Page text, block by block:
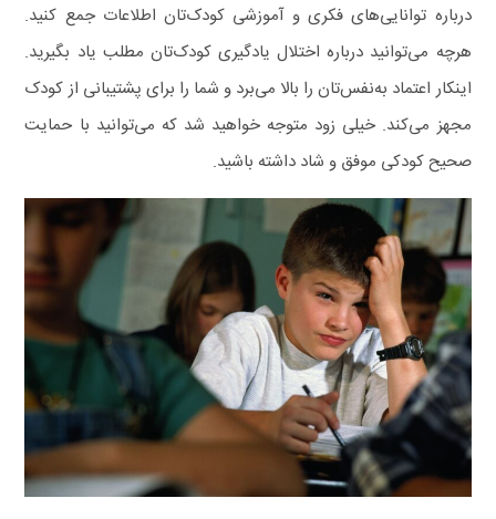
درباره توانایی‌های فکری و آموزشی کودک‌تان اطلاعات جمع کنید.
هرچه می‌توانید درباره اختلال یادگیری کودک‌تان مطلب یاد بگیرید.
اینکار اعتماد به‌نفس‌تان را بالا می‌برد و شما را برای پشتیبانی از کودک
مجهز می‌کند. خیلی زود متوجه خواهید شد که می‌توانید با حمایت
صحیح کودکی موفق و شاد داشته باشید.